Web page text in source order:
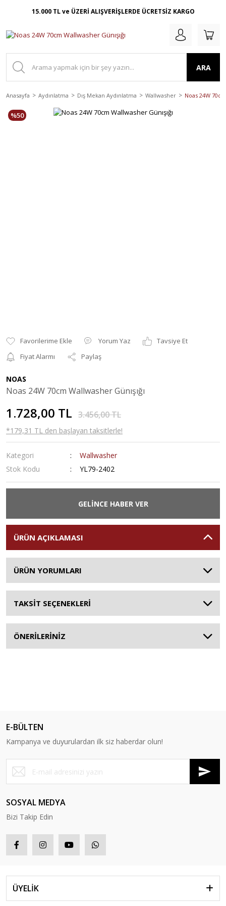
15.000 TL ve ÜZERİ ALIŞVERİŞLERDE ÜCRETSİZ KARGO
ARA
Anasayfa Aydınlatma Dış Mekan Aydınlatma Wallwasher Noas 24W
%50
Yorum Yaz
Tavsiye Et
Fiyat Alarmı
Paylaş
NOAS
Noas 24W 70cm Wallwasher Günışığı
1.728,00 TL 3.456,00 TL
*179,31 TL den başlayan taksitlerle!
Kategori
Wallwasher
Stok Kodu
YL79-2402
GELİNCE HABER VER
ÜRÜN AÇIKLAMASI
ÜRÜN YORUMLARI
TAKSİT SEÇENEKLERİ
ÖNERİLERİNİZ
E-BÜLTEN
Kampanya ve duyurulardan ilk siz haberdar olun!
SOSYAL MEDYA
Bizi Takip Edin
ÜYELİK